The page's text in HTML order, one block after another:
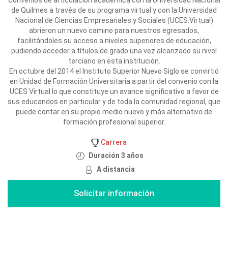
de Quilmes a través de su programa virtual y con la Universidad
Nacional de Ciencias Empresariales y Sociales (UCES.Virtual)
abrieron un nuevo camino para nuestros egresados,
facilitándoles su acceso a niveles superiores de educación,
pudiendo acceder a títulos de grado una vez alcanzado su nivel
terciario en esta institución.
En octubre del 2014 el Instituto Superior Nuevo Siglo se convirtió
en Unidad de Formación Universitaria a partir del convenio con la
UCES Virtual lo que constituye un avance significativo a favor de
sus educandos en particular y de toda la comunidad regional, que
puede contar en su propio medio nuevo y más alternativo de
formación profesional superior.
Carrera
Duración 3 años
A distancia